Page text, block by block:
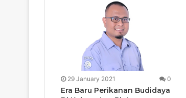
29 January 2021 0
Era Baru Perikanan Budidaya